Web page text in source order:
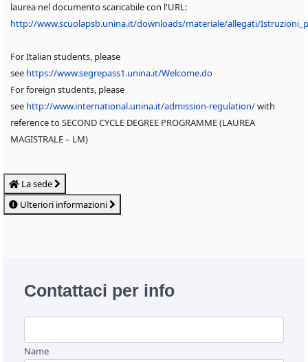
laurea nel documento scaricabile con l'URL:
http://www.scuolapsb.unina.it/downloads/materiale/allegati/
For Italian students, please
see https://www.segrepass1.unina.it/Welcome.do
For foreign students, please
see http://www.international.unina.it/admission-regulation/with
reference to SECOND CYCLE DEGREE PROGRAMME (LAUREA
MAGISTRALE – LM)
La sede
Ulteriori informazioni
Contattaci per info
Name